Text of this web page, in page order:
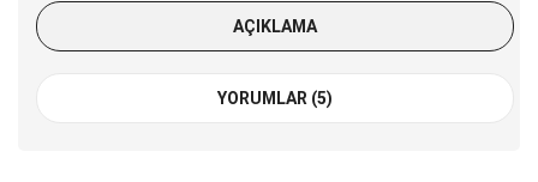
AÇIKLAMA
YORUMLAR (5)